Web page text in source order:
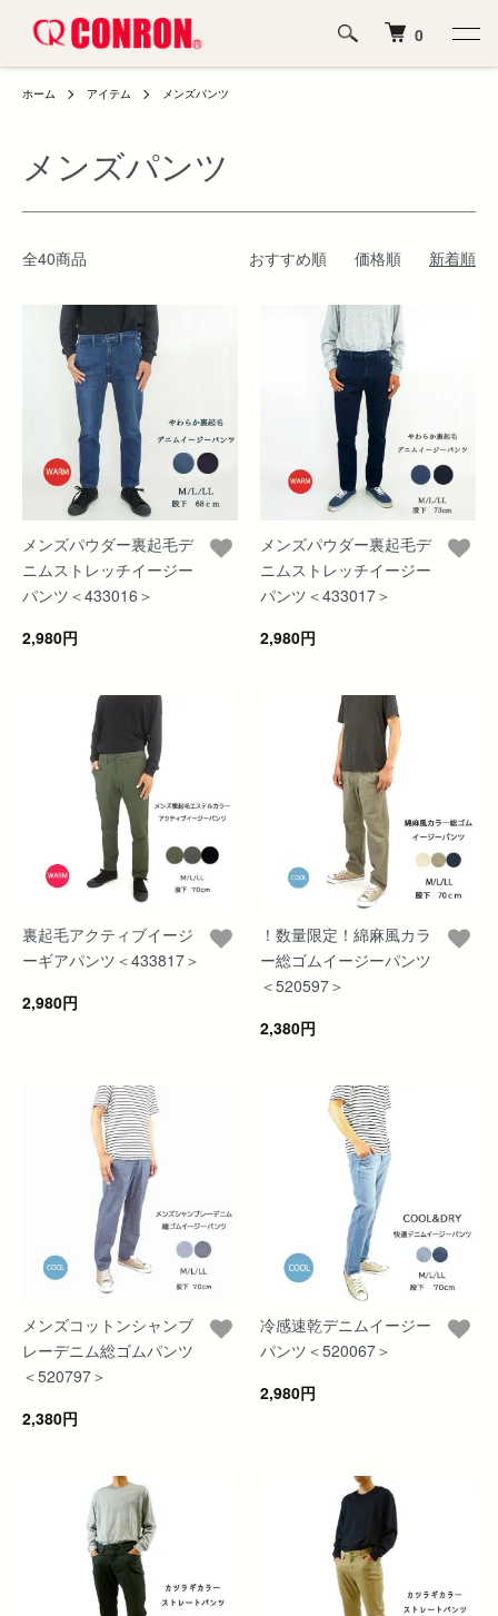
0
ホーム アイテム メンズパンツ
メンズパンツ
全40商品 おすすめ順 価格順 新着順
メンズパウダー裏起毛デ
ニムストレッチイージー
パンツ＜433016＞
2,980円
メンズパウダー裏起毛デ
ニムストレッチイージー
パンツ＜433017＞
2,980円
裏起毛アクティブイージ
ーギアパンツ＜433817＞
2,980円
！数量限定！綿麻風カラ
ー総ゴムイージーパンツ
＜520597＞
2,380円
メンズコットンシャンブ
レーデニム総ゴムパンツ
＜520797＞
2,380円
冷感速乾デニムイージー
パンツ＜520067＞
2,980円